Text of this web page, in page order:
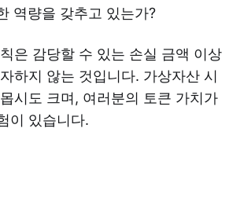
역량을 갖추고 있는가?
은 감당할 수 있는 손실 금액 이상
하지 않는 것입니다. 가상자산 시
시도 크며, 여러분의 토큰 가치가
이 있습니다.